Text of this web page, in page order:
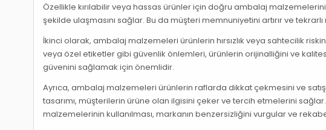
Özellikle kırılabilir veya hassas ürünler için doğru ambalaj
şekilde ulaşmasını sağlar. Bu da müşteri memnuniyetini artırır ve tekrarlı
İkinci olarak, ambalaj malzemeleri ürünlerin hırsızlık veya sahtecilik
veya özel etiketler gibi güvenlik önlemleri, ürünlerin orijinalliğini ve
güvenini sağlamak için önemlidir.
Ayrıca, ambalaj malzemeleri ürünlerin raflarda dikkat çekmesini ve
tasarımı, müşterilerin ürüne olan ilgisini çeker ve tercih etmelerini
malzemelerinin kullanılması, markanın benzersizliğini vurgular ve